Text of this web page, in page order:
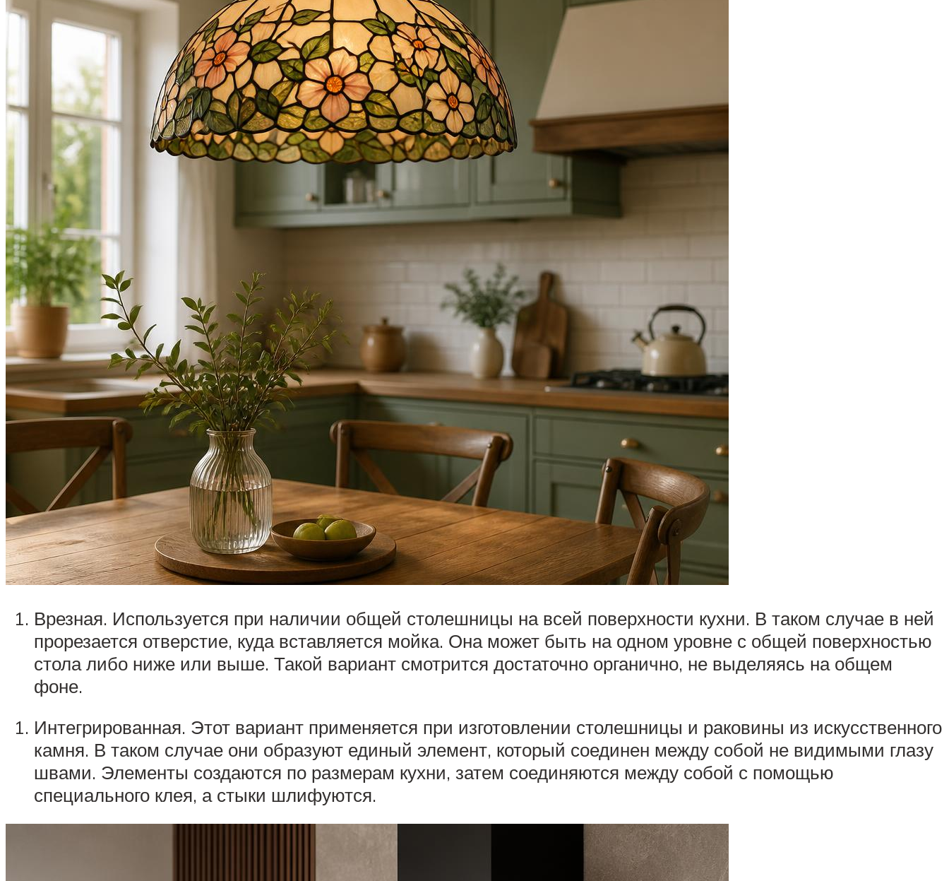
Врезная. Используется при наличии общей столешницы на всей поверхности кухни. В таком случае в ней
прорезается отверстие, куда вставляется мойка. Она может быть на одном уровне с общей поверхностью
стола либо ниже или выше. Такой вариант смотрится достаточно органично, не выделяясь на общем
фоне.
Интегрированная. Этот вариант применяется при изготовлении столешницы и раковины из искусственного
камня. В таком случае они образуют единый элемент, который соединен между собой не видимыми глазу
швами. Элементы создаются по размерам кухни, затем соединяются между собой с помощью
специального клея, а стыки шлифуются.